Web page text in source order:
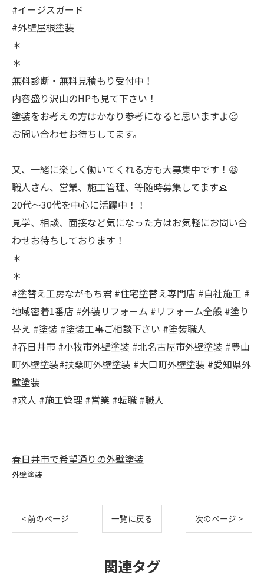
#イージスガード
#外壁屋根塗装
＊
＊
無料診断・無料見積もり受付中！
内容盛り沢山のHPも見て下さい！
塗装をお考えの方はかなり参考になると思いますよ😉
お問い合わせお待ちしてます。
又、一緒に楽しく働いてくれる方も大募集中です！😆
職人さん、営業、施工管理、等随時募集してます🙏
20代〜30代を中心に活躍中！！
見学、相談、面接など気になった方はお気軽にお問い合
わせお待ちしております！
＊
＊
#塗替え工房ながもち君 #住宅塗替え専門店 #自社施工 #
地域密着1番店 #外装リフォーム #リフォーム全般 #塗り
替え #塗装 #塗装工事ご相談下さい #塗装職人
#春日井市 #小牧市外壁塗装 #北名古屋市外壁塗装 #豊山
町外壁塗装#扶桑町外壁塗装 #大口町外壁塗装 #愛知県外
壁塗装
#求人 #施工管理 #営業 #転職 #職人
春日井市で希望通りの外壁塗装
外壁塗装
< 前のページ 一覧に戻る 次のページ >
関連タグ